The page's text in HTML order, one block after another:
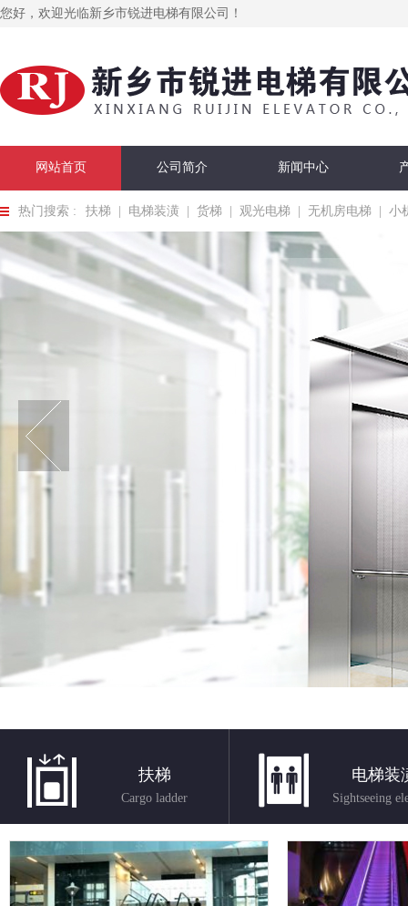
您好，欢迎光临新乡市锐进电梯有限公司！
网站首页 公司简介 新闻中心
在线留言 联系我们
热门搜索 : 扶梯 电梯装潢 货梯 观光电梯 无机房电梯 小
扶梯
Cargo ladder
电梯装
Sightseeing